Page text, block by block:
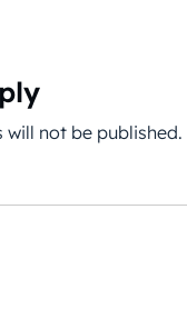
will not be published.